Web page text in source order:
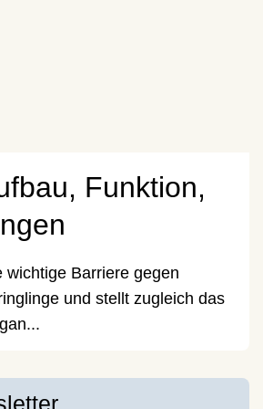
Funktion,
wichtige Barriere gegen
und stellt zugleich das